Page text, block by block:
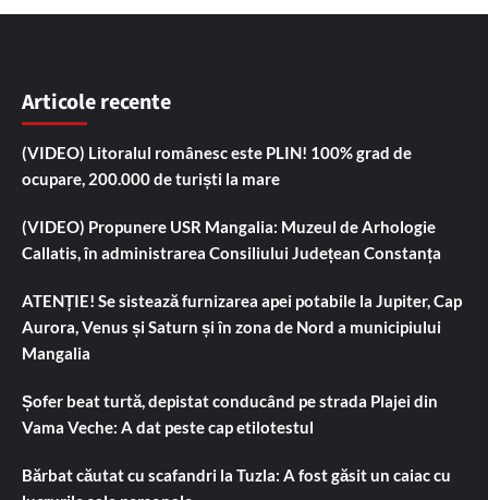
Articole recente
(VIDEO) Litoralul românesc este PLIN! 100% grad de
ocupare, 200.000 de turiști la mare
(VIDEO) Propunere USR Mangalia: Muzeul de Arhologie
Callatis, în administrarea Consiliului Județean Constanța
ATENȚIE! Se sistează furnizarea apei potabile la Jupiter, Cap
Aurora, Venus și Saturn și în zona de Nord a municipiului
Mangalia
Șofer beat turtă, depistat conducând pe strada Plajei din
Vama Veche: A dat peste cap etilotestul
Bărbat căutat cu scafandri la Tuzla: A fost găsit un caiac cu